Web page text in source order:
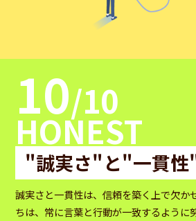
10/10
HONEST
"誠実さ"と"一貫性
誠実さと一貫性は、信頼を築く上で欠か
ちは、常に言葉と行動が一致するように